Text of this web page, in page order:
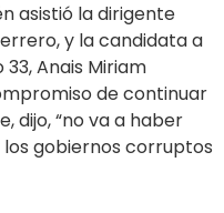
asistió la dirigente
y la candidata a
Anais Miriam
de continuar
dijo, “no va a haber
gobiernos corruptos